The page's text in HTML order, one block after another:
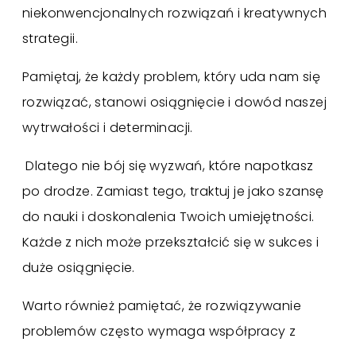
niekonwencjonalnych rozwiązań i kreatywnych
strategii.
Pamiętaj, że każdy problem, który uda nam się
rozwiązać, stanowi osiągnięcie i dowód naszej
wytrwałości i determinacji.
Dlatego nie bój się wyzwań, które napotkasz
po drodze. Zamiast tego, traktuj je jako szansę
do nauki i doskonalenia Twoich umiejętności.
Każde z nich może przekształcić się w sukces i
duże osiągnięcie.
Warto również pamiętać, że rozwiązywanie
problemów często wymaga współpracy z